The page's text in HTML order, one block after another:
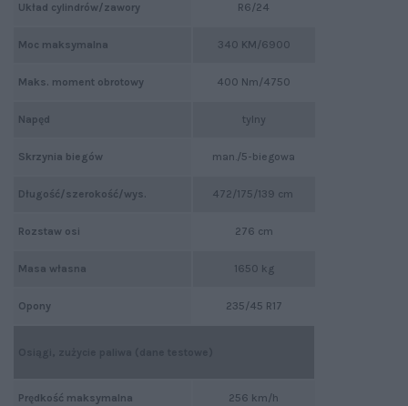
R6/24
340 KM/6900
400 Nm/4750
tylny
man./5-biegowa
472/175/139 cm
276 cm
1650 kg
235/45 R17
256 km/h
Układ cylindrów/zawory
Moc maksymalna
Maks. moment obrotowy
Napęd
Skrzynia biegów
Długość/szerokość/wys.
Rozstaw osi
Masa własna
Opony
Prędkość maksymalna